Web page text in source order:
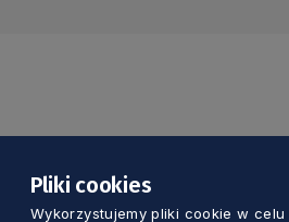
Pliki cookies
Wykorzystujemy pliki cookie w